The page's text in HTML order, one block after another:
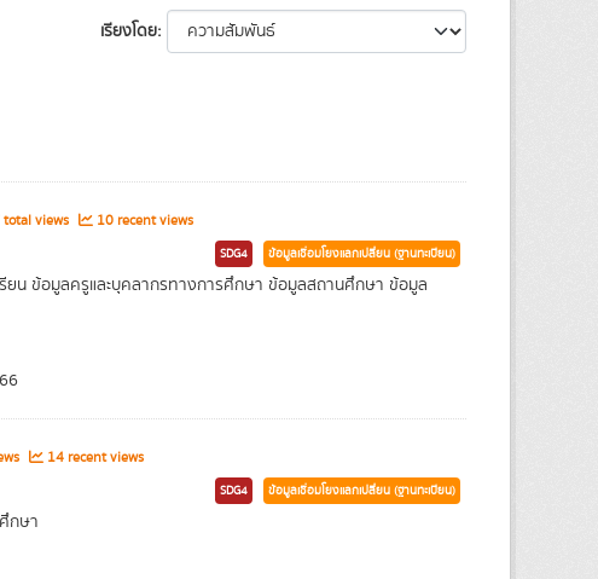
เรียงโดย
views 10 recent views
SDG4 ข้อมูลเชื่อมโยงแลกเปลี่ยน (ฐานทะเบียน)
ยน ข้อมูลครูและบุคลากรทางการศึกษา ข้อมูลสถานศึกษา ข้อมูล
14 recent views
SDG4 ข้อมูลเชื่อมโยงแลกเปลี่ยน (ฐานทะเบียน)
กษา